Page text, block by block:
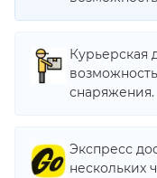
Курьерская
снаряжения.
Экспресс
нескольких